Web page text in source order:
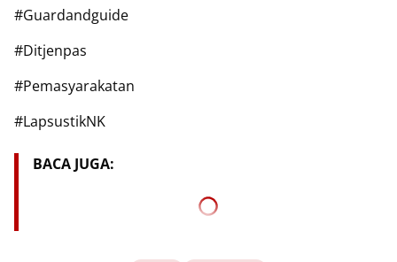
‎#Guardandguide
‎#Ditjenpas
‎#Pemasyarakatan
‎#LapsustikNK
BACA JUGA: